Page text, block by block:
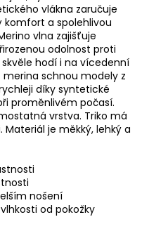
vlákna zaručuje
komfort a spolehlivou
vlna zajišťuje
odolnost proti
hodí i na vícedenní
merina schnou modely z
díky syntetické
proměnlivém počasí.
vrstva. Triko má
je měkký, lehký a
nošení
od pokožky